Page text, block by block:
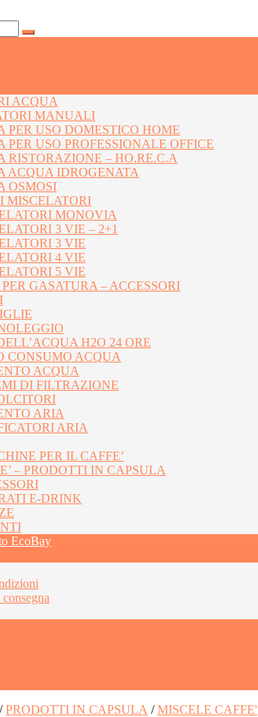
ACQUA
MANUALI
PER USO DOMESTICO HOME
PER USO PROFESSIONALE OFFICE
RISTORAZIONE – HO.RE.C.A
ACQUA IDROGENATA
OSMOSI
MISCELATORI
MONOVIA
3 VIE – 2+1
3 VIE
4 VIE
5 VIE
GASATURA – ACCESSORI
H2O 24 ORE
CONSUMO ACQUA
ACQUA
DI FILTRAZIONE
ARIA
ARIA
PER IL CAFFE’
– PRODOTTI IN CAPSULA
E-DRINK
EcoBay
/PRODOTTI IN CAPSULA /MISCELE CAFFE'